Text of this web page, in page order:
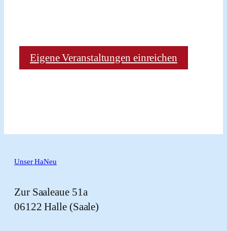
Eigene Veranstaltungen einreichen
Unser HaNeu
Zur Saaleaue 51a
06122 Halle (Saale)